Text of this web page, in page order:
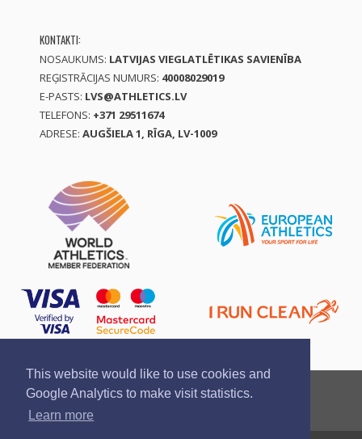
This website would like to use cookies and
Google Analytics to make visit statistics.
Learn more
KONTAKTI:
NOSAUKUMS: LATVIJAS VIEGLATLĒTIKAS SAVIENĪBA
REĢISTRĀCIJAS NUMURS: 40008029019
E-PASTS: LVS@ATHLETICS.LV
TELEFONS: +371 29511674
ADRESE: AUGŠIELA 1, RĪGA, LV-1009
Ziņo par pārkāpumu
Privātuma politika
Pirkšanas un atgriešanas noteikumi